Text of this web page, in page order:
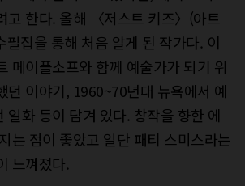
고 한다. 올해 〈저스트 키즈〉(아트
집을 통해 처음 알게 된 작가다. 이
메이플소프와 함께 예술가가 되기 위
던 이야기, 1960~70년대 뉴욕에서 예
일화 등이 담겨 있다. 창작을 향한 에
는 점이 좋았고 일단 패티 스미스라는
느껴졌다.